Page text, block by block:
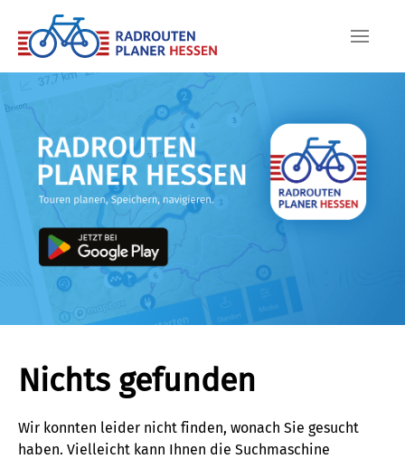
Skip to main content
Nichts gefunden
Wir konnten leider nicht finden, wonach Sie gesucht
haben. Vielleicht kann Ihnen die Suchmaschine